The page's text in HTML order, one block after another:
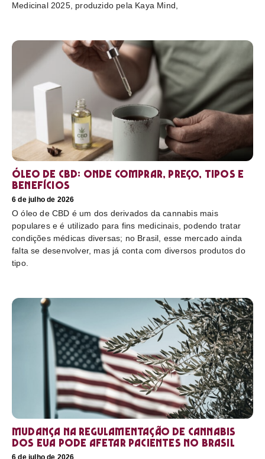
Medicinal 2025, produzido pela Kaya Mind,
Óleo de CBD: Onde comprar, preço, tipos e
benefícios
6 de julho de 2026
O óleo de CBD é um dos derivados da cannabis mais
populares e é utilizado para fins medicinais, podendo tratar
condições médicas diversas; no Brasil, esse mercado ainda
falta se desenvolver, mas já conta com diversos produtos do
tipo.
Mudança na regulamentação de cannabis
dos EUA pode afetar pacientes no Brasil
6 de julho de 2026